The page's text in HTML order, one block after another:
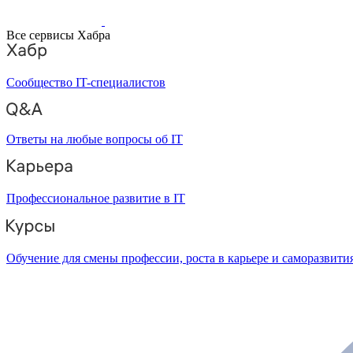
Все сервисы Хабра
Сообщество IT-специалистов
Ответы на любые вопросы об IT
Профессиональное развитие в IT
Обучение для смены профессии, роста в карьере и